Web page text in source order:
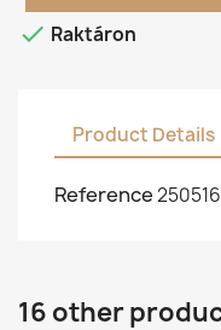
 Raktáron
Product Details
Reference
16 other